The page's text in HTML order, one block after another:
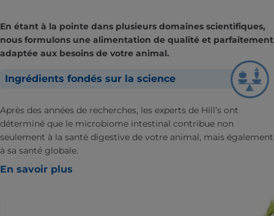
En étant à la pointe dans plusieurs domaines scientifiques,
nous formulons une alimentation de qualité et parfaitement
adaptée aux besoins de votre animal.
Ingrédients fondés sur la science
Après des années de recherches, les experts de Hill’s ont
déterminé que le microbiome intestinal contribue non
seulement à la santé digestive de votre animal, mais également
à sa santé globale.
En savoir plus